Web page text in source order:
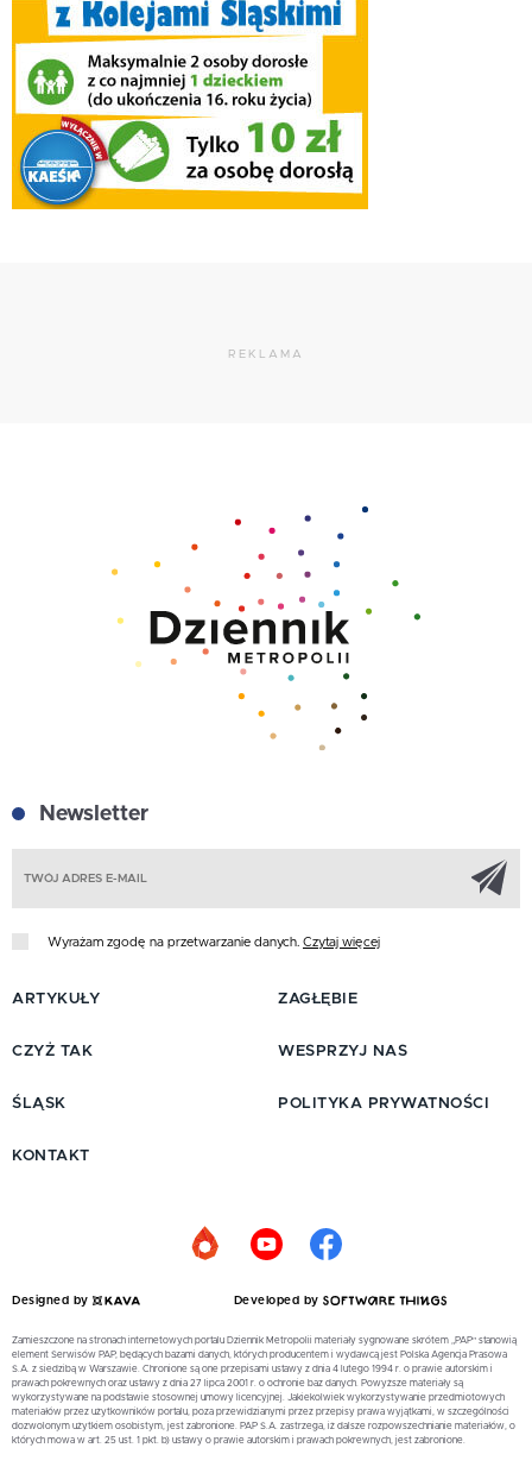
REKLAMA
Newsletter
Wyrażam zgodę na przetwarzanie danych. Czytaj więcej
ARTYKUŁY
CZYŻ TAK
ŚLĄSK
ZAGŁĘBIE
WESPRZYJ NAS
POLITYKA PRYWATNOŚCI
KONTAKT
Designed by Developed by
Zamieszczone na stronach internetowych portalu Dziennik Metropolii materiały sygnowane skrótem „PAP” stanowią
element Serwisów PAP, będących bazami danych, których producentem i wydawcą jest Polska Agencja Prasowa
S.A. z siedzibą w Warszawie. Chronione są one przepisami ustawy z dnia 4 lutego 1994 r. o prawie autorskim i
prawach pokrewnych oraz ustawy z dnia 27 lipca 2001 r. o ochronie baz danych. Powyższe materiały są
wykorzystywane na podstawie stosownej umowy licencyjnej. Jakiekolwiek wykorzystywanie przedmiotowych
materiałów przez użytkowników portalu, poza przewidzianymi przez przepisy prawa wyjątkami, w szczególności
dozwolonym użytkiem osobistym, jest zabronione. PAP S.A. zastrzega, iż dalsze rozpowszechnianie materiałów, o
których mowa w art. 25 ust. 1 pkt. b) ustawy o prawie autorskim i prawach pokrewnych, jest zabronione.